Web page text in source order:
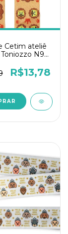
Cetim ateliê
N9
R$13,78